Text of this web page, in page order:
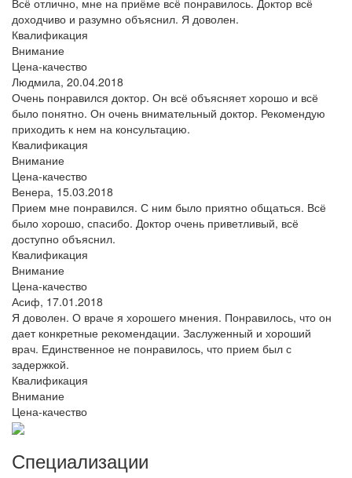
доходчиво и разумно объяснил. Я доволен.
Квалификация
Внимание
Цена-качество
Людмила, 20.04.2018
Очень понравился доктор. Он всё объясняет хорошо и всё
было понятно. Он очень внимательный доктор. Рекомендую
приходить к нем на консультацию.
Квалификация
Внимание
Цена-качество
Венера, 15.03.2018
Прием мне понравился. С ним было приятно общаться. Всё
было хорошо, спасибо. Доктор очень приветливый, всё
доступно объяснил.
Квалификация
Внимание
Цена-качество
Асиф, 17.01.2018
Я доволен. О враче я хорошего мнения. Понравилось, что он
дает конкретные рекомендации. Заслуженный и хороший
врач. Единственное не понравилось, что прием был с
задержкой.
Квалификация
Внимание
Цена-качество
Специализации